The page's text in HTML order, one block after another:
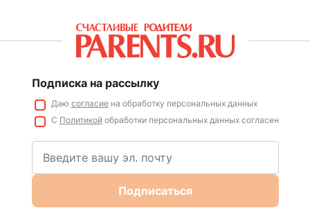
Подписка на рассылку
Даю согласиена обработку персональных данных
С Политикойобработки персональных данных согласен
Подписаться